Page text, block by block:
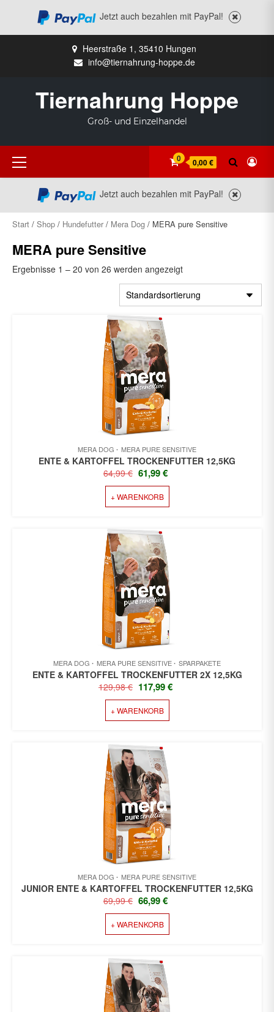
Jetzt auch bezahlen mit PayPal!
Heerstraße 1, 35410 Hungen
info@tiernahrung-hoppe.de
Tiernahrung Hoppe
Groß- und Einzelhandel
Primäres
Menü
0 0,00 €
Jetzt auch bezahlen mit PayPal!
Start / Shop / Hundefutter / Mera Dog / MERA pure Sensitive
MERA pure Sensitive
Ergebnisse 1 – 20 von 26 werden angezeigt
MERA DOG MERA PURE SENSITIVE
ENTE & KARTOFFEL TROCKENFUTTER 12,5KG
64,99€ URSPRÜNGLICHER
PREIS
WAR:
64,99 €
61,99€
+ WARENKORB
MERA DOG MERA PURE SENSITIVE SPARPAKETE
ENTE & KARTOFFEL TROCKENFUTTER 2X 12,5KG
129,98€ URSPRÜNGLICHER
PREIS
WAR:
129,98 €
117,99€
+ WARENKORB
MERA DOG MERA PURE SENSITIVE
JUNIOR ENTE & KARTOFFEL TROCKENFUTTER 12,5KG
69,99€ URSPRÜNGLICHER
PREIS
WAR:
69,99 €
66,99€
+ WARENKORB